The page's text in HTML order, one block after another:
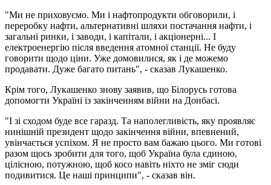
"Ми не приховуємо. Ми і нафтопродукти обговорили, і
переробку нафти, альтернативні шляхи постачання нафти, і
загальні ринки, і заводи, і капітали, і акціонерні... І
електроенергію після введення атомної станції. Не буду
говорити щодо ціни. Уже домовилися, як і де можемо
продавати. Дуже багато питань", - сказав Лукашенко.
Крім того, Лукашенко знову заявив, що Білорусь готова
допомогти Україні із закінченням війни на Донбасі.
"І зі сходом буде все гаразд. Та наполегливість, яку проявляє
нинішній президент щодо закінчення війни, впевнений,
увінчається успіхом. Я не просто вам бажаю цього. Ми готові
разом щось зробити для того, щоб Україна була єдиною,
цілісною, потужною, щоб косо навіть ніхто не зміг сюди
подивитися. Це наші принципи", - сказав він.